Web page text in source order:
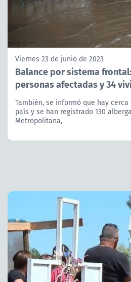
Viernes 23 de junio de 2023
Balance por sistema
personas afectadas y 34
También, se informó que hay
país y se han registrado 130
Metropolitana,